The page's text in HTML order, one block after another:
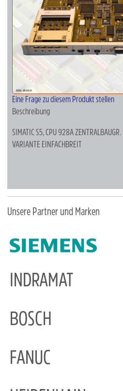
Eine Frage zu diesem Produkt stellen
Beschreibung
SIMATIC S5, CPU 928A
VARIANTE EINFACHBREIT
Unsere Partner und Marken
INDRAMAT
BOSCH
FANUC